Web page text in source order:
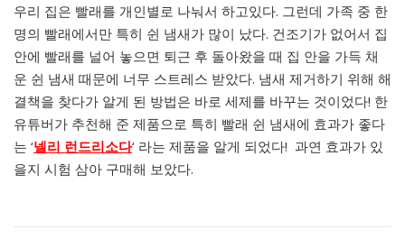
우리 집은 빨래를 개인별로 나눠서 하고있다. 그런데 가족 중 한
명의 빨래에서만 특히 쉰 냄새가 많이 났다. 건조기가 없어서 집
안에 빨래를 널어 놓으면 퇴근 후 돌아왔을 때 집 안을 가득 채
운 쉰 냄새 때문에 너무 스트레스 받았다. 냄새 제거하기 위해 해
결책을 찾다가 알게 된 방법은 바로 세제를 바꾸는 것이었다! 한
유튜버가 추천해 준 제품으로 특히 빨래 쉰 냄새에 효과가 좋다
는 ‘넬리 런드리소다‘ 라는 제품을 알게 되었다! 과연 효과가 있
을지 시험 삼아 구매해 보았다.